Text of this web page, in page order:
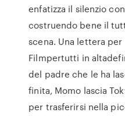
enfatizza il silenzio
costruendo bene il
scena. Una lettera
Filmpertutti in
del padre che le ha
finita, Momo lascia
per trasferirsi nella